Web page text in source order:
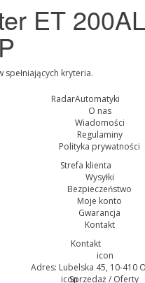
ET
kryteria.
RadarAutomatyki
O nas
Wiadomości
Regulaminy
Polityka prywatności
Strefa klienta
Wysyłki
Bezpieczeństwo
Moje konto
Gwarancja
Kontakt
Kontakt
icon
Adres: Lubelska 45, 10-410
iconSprzedaż / Oferty